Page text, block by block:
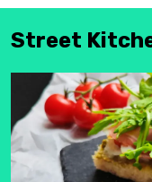
Street